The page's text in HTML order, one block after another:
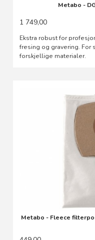
Metabo -
1 749,00
Ekstra robust for
fresing og gravering. For
forskjellige materialer.
Metabo - Fleece